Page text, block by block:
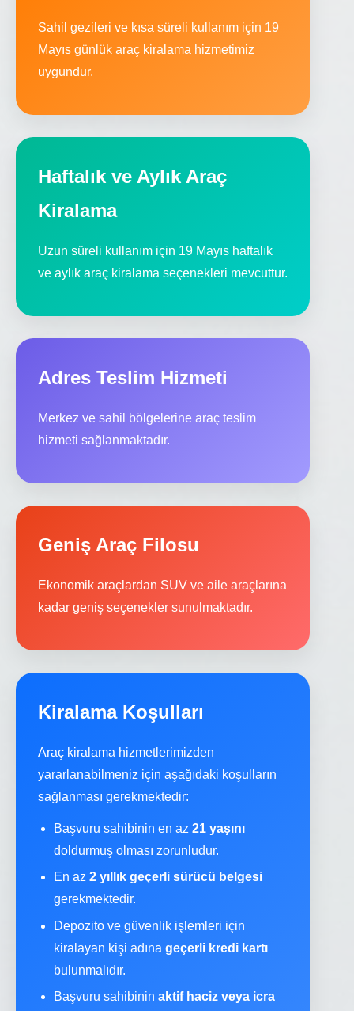
Sahil gezileri ve kısa süreli kullanım için 19
Mayıs günlük araç kiralama hizmetimiz
uygundur.
Haftalık ve Aylık Araç
Kiralama
Uzun süreli kullanım için 19 Mayıs haftalık
ve aylık araç kiralama seçenekleri mevcuttur.
Adres Teslim Hizmeti
Merkez ve sahil bölgelerine araç teslim
hizmeti sağlanmaktadır.
Geniş Araç Filosu
Ekonomik araçlardan SUV ve aile araçlarına
kadar geniş seçenekler sunulmaktadır.
Kiralama Koşulları
Araç kiralama hizmetlerimizden
yararlanabilmeniz için aşağıdaki koşulların
sağlanması gerekmektedir:
Başvuru sahibinin en az 21 yaşını
doldurmuş olması zorunludur.
En az 2 yıllık geçerli sürücü belgesi
gerekmektedir.
Depozito ve güvenlik işlemleri için
kiralayan kişi adına geçerli kredi kartı
bulunmalıdır.
Başvuru sahibinin aktif haciz veya icra